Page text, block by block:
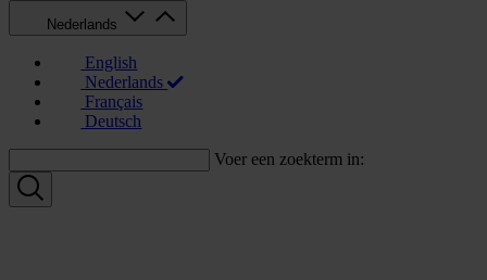
Nederlands
English
Nederlands
Français
Deutsch
Voer een zoekterm in: